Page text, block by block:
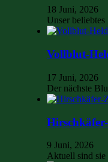
18 Juni, 2026
Unser
Vollblut-
17 Juni, 2026
Der nächste
9 Juni, 2026
Aktuell sind